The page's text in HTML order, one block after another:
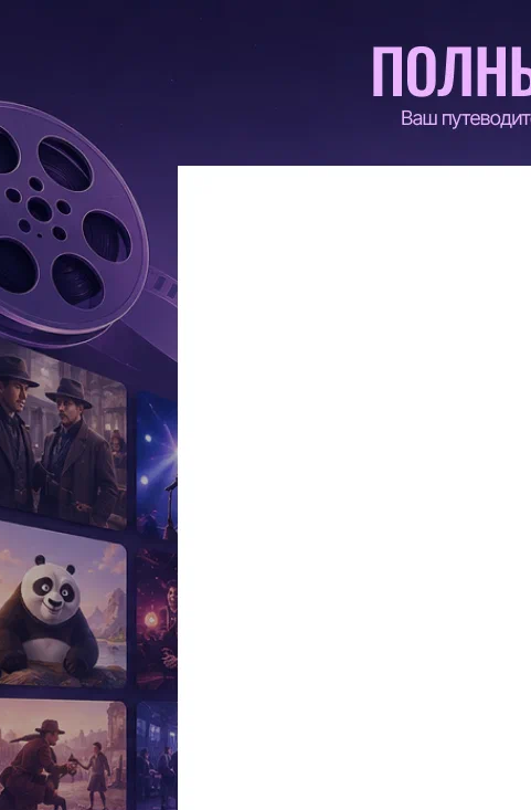
Эксклюзив Реалити
Фильмы Сериалы Шоу
#Быт #Деньги #Дети #Дом
# Путешествия # Российские звезды
отношения #реалити #
Промокоды Островок Промокоды Отелло
Промокоды Снежная Королева
Издательство Рекламодателям
Главная Сериалы Мелодрамы
Сериал Аббатство Даунтон. 2 Сезон
Downton Abbey